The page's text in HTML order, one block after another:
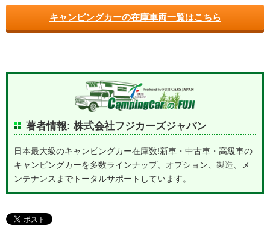
キャンピングカーの在庫車両一覧はこちら
著者情報: 株式会社フジカーズジャパン
日本最大級のキャンピングカー在庫数!新車・中古車・高級車の
キャンピングカーを多数ラインナップ。オプション、製造、メ
ンテナンスまでトータルサポートしています。